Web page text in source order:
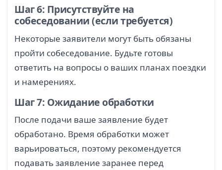
Шаг 6: Присутствуйте на
собеседовании (если требуется)
Некоторые заявители могут быть обязаны
пройти собеседование. Будьте готовы
ответить на вопросы о ваших планах поездки
и намерениях.
Шаг 7: Ожидание обработки
После подачи ваше заявление будет
обработано. Время обработки может
варьироваться, поэтому рекомендуется
подавать заявление заранее перед